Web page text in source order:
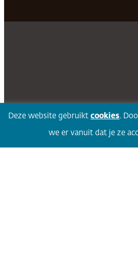
Deze website gebruikt cookies.
we er vanuit dat je ze